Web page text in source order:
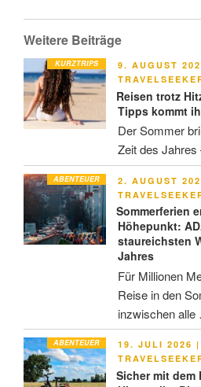
Weitere Beiträge
KURZTRIPS
AM
9. AUGUST
Reisen trotz
Tipps kommt
Der Sommer
Zeit des
ABENTEUER
AM
2. AUGUST
Sommerferien
Höhepunkt:
staureichsten
Jahres
Für Millionen
Reise in den
inzwischen
ABENTEUER
AM
19. JULI 2026 |
Sicher mit dem